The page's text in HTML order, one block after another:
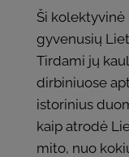
Ši kolektyvinė
gyvenusių
Tirdami jų
dirbiniuose
istorinius
kaip atrodė
mito, nuo